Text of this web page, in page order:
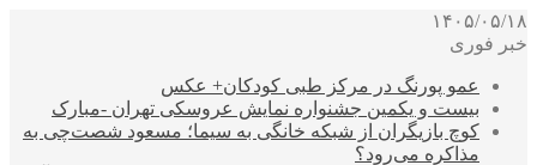
۱۴۰۵/۰۵/۱۸
خبر فوری
عمو پورنگ در مرکز طبی کودکان+ عکس
بیست و یکمین جشنواره نمایش عروسکی تهران -مبارک
کوچ بازیگران از شبکه خانگی به سیما؛ مسعود شصت‌چی به
مذاکره می‌رود؟